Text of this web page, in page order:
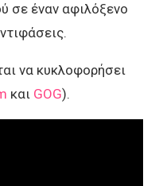
σε έναν αφιλόξενο
να κυκλοφορήσει
και GOG).